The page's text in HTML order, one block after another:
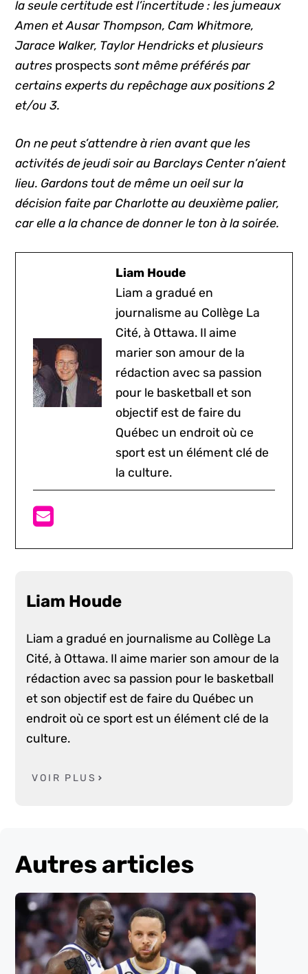
la seule certitude est l’incertitude : les jumeaux
Amen et Ausar Thompson, Cam Whitmore,
Jarace Walker, Taylor Hendricks et plusieurs
autres prospects sont même préférés par
certains experts du repêchage aux positions 2
et/ou 3.
On ne peut s’attendre à rien avant que les
activités de jeudi soir au Barclays Center n’aient
lieu. Gardons tout de même un oeil sur la
décision faite par Charlotte au deuxième palier,
car elle a la chance de donner le ton à la soirée.
Liam Houde
Liam a gradué en
journalisme au Collège La
Cité, à Ottawa. Il aime
marier son amour de la
rédaction avec sa passion
pour le basketball et son
objectif est de faire du
Québec un endroit où ce
sport est un élément clé de
la culture.
Liam Houde
Liam a gradué en journalisme au Collège La
Cité, à Ottawa. Il aime marier son amour de la
rédaction avec sa passion pour le basketball
et son objectif est de faire du Québec un
endroit où ce sport est un élément clé de la
culture.
VOIR PLUS
Autres articles